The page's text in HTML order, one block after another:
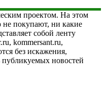
проектом. На этом
не покупают, ни какие
собой ленту
kommersant.ru,
без искажения,
публикуемых новостей